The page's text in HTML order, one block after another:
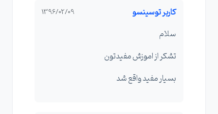
کاربر توسینسو 1396/02/09
سلام
تشکر از اموزش مفیدتون
بسیار مفید واقع شد